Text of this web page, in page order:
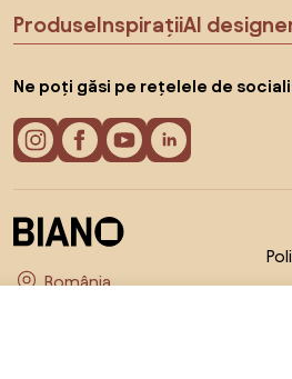
ProduseInspirațiiAI
Ne poți găsi pe rețelele de